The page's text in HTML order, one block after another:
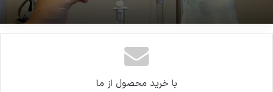
با خرید محصول از ما